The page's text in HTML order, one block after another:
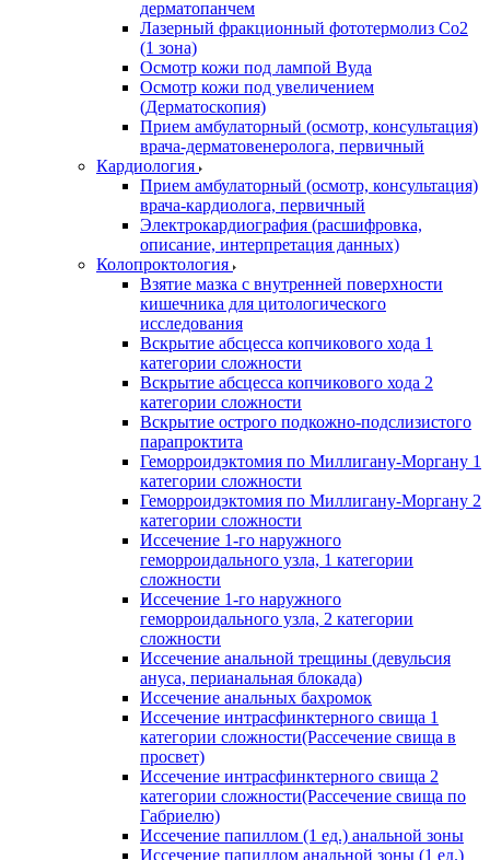
дерматопанчем
Лазерный фракционный фототермолиз Со2
(1 зона)
Осмотр кожи под лампой Вуда
Осмотр кожи под увеличением
(Дерматоскопия)
Прием амбулаторный (осмотр, консультация)
врача-дерматовенеролога, первичный
Кардиология
Прием амбулаторный (осмотр, консультация)
врача-кардиолога, первичный
Электрокардиография (расшифровка,
описание, интерпретация данных)
Колопроктология
Взятие мазка с внутренней поверхности
кишечника для цитологического
исследования
Вскрытие абсцесса копчикового хода 1
категории сложности
Вскрытие абсцесса копчикового хода 2
категории сложности
Вскрытие острого подкожно-подслизистого
парапроктита
Геморроидэктомия по Миллигану-Моргану 1
категории сложности
Геморроидэктомия по Миллигану-Моргану 2
категории сложности
Иссечение 1-го наружного
геморроидального узла, 1 категории
сложности
Иссечение 1-го наружного
геморроидального узла, 2 категории
сложности
Иссечение анальной трещины (девульсия
ануса, перианальная блокада)
Иссечение анальных бахромок
Иссечение интрасфинктерного свища 1
категории сложности(Рассечение свища в
просвет)
Иссечение интрасфинктерного свища 2
категории сложности(Рассечение свища по
Габриелю)
Иссечение папиллом (1 ед.) анальной зоны
Иссечение папиллом анальной зоны (1 ед.)